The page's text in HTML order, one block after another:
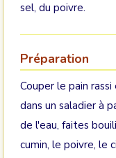
sel, du poivre.
Préparation
Couper le pain
dans un saladier à
de l'eau, faites
cumin, le poivre, le